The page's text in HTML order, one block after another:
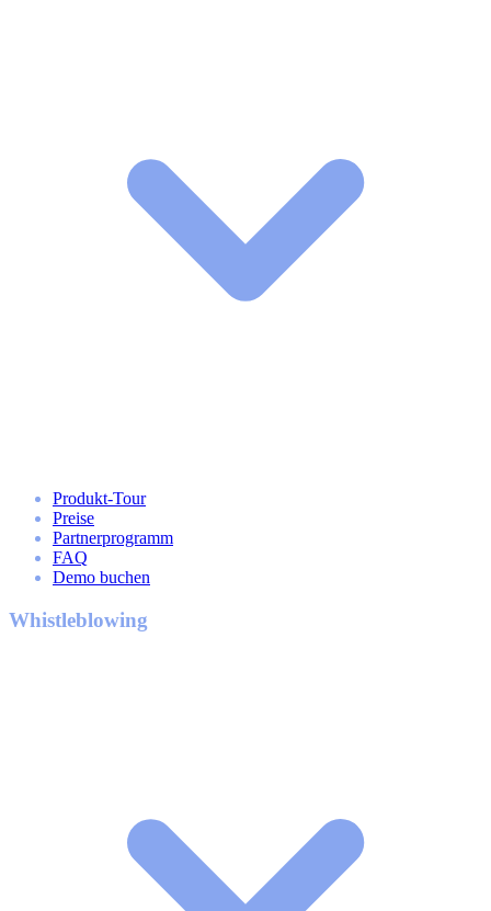
Produkt-Tour
Preise
Partnerprogramm
FAQ
Demo buchen
Whistleblowing